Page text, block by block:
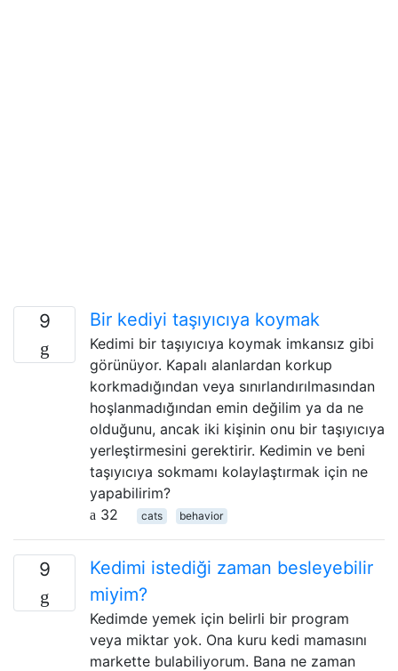
9 Bir kediyi taşıyıcıya koymak
Kedimi bir taşıyıcıya koymak imkansız gibi
görünüyor. Kapalı alanlardan korkup
korkmadığından veya sınırlandırılmasından
hoşlanmadığından emin değilim ya da ne
olduğunu, ancak iki kişinin onu bir taşıyıcıya
yerleştirmesini gerektirir. Kedimin ve beni
taşıyıcıya sokmamı kolaylaştırmak için ne
yapabilirim?
32
cats behavior
9
Kedimi istediği zaman besleyebilir
miyim?
Kedimde yemek için belirli bir program
veya miktar yok. Ona kuru kedi mamasını
markette bulabiliyorum. Bana ne zaman